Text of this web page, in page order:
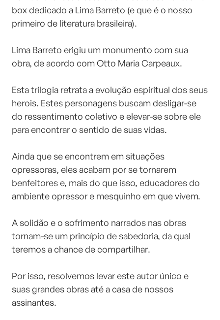
box dedicado a Lima Barreto (e que é o nosso
primeiro de literatura brasileira).
Lima Barreto erigiu um monumento com sua
obra, de acordo com Otto Maria Carpeaux.
Esta trilogia retrata a evolução espiritual dos seus
herois. Estes personagens buscam desligar-se
do ressentimento coletivo e elevar-se sobre ele
para encontrar o sentido de suas vidas.
Ainda que se encontrem em situações
opressoras, eles acabam por se tornarem
benfeitores e, mais do que isso, educadores do
ambiente opressor e mesquinho em que vivem.
A solidão e o sofrimento narrados nas obras
tornam-se um princípio de sabedoria, da qual
teremos a chance de compartilhar.
Por isso, resolvemos levar este autor único e
suas grandes obras até a casa de nossos
assinantes.